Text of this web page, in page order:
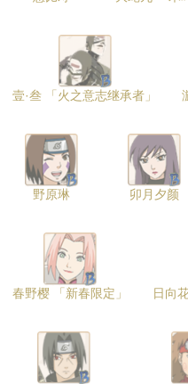
壹·叁 「火之意志继承者」
野原琳 卯月夕颜
春野樱 「新春限定」 日向